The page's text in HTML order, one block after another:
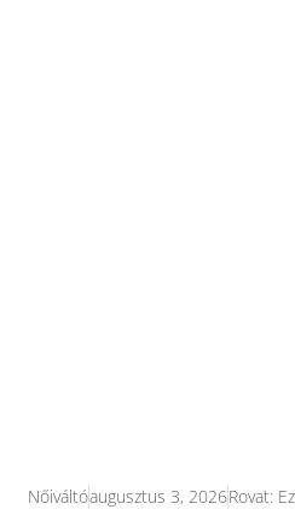
Nőiváltóaugusztus 3, 2026Rovat: